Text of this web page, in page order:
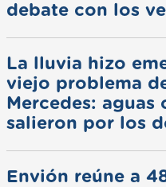
debate con los
La lluvia hizo
viejo problema
Mercedes: aguas
salieron por los
Envión reúne a